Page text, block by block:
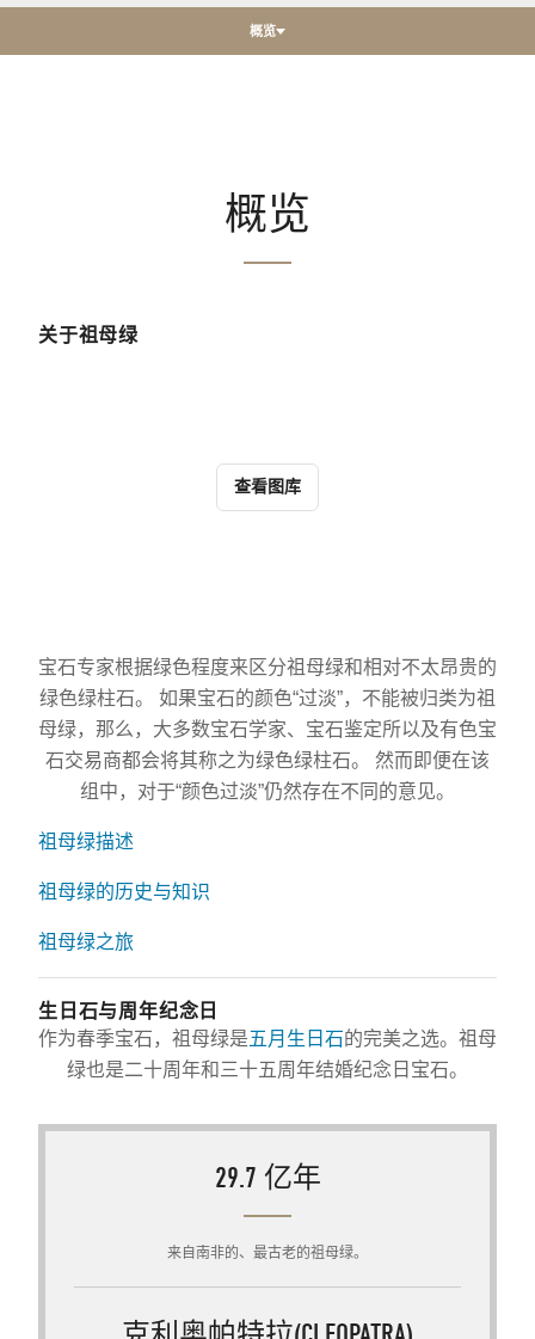
概览
概览
关于祖母绿
查看图库
宝石专家根据绿色程度来区分祖母绿和相对不太昂贵的
绿色绿柱石。 如果宝石的颜色“过淡”，不能被归类为祖
母绿，那么，大多数宝石学家、宝石鉴定所以及有色宝
石交易商都会将其称之为绿色绿柱石。 然而即便在该
组中，对于“颜色过淡”仍然存在不同的意见。
祖母绿描述
祖母绿的历史与知识
祖母绿之旅
生日石与周年纪念日
作为春季宝石，祖母绿是五月生日石的完美之选。祖母
绿也是二十周年和三十五周年结婚纪念日宝石。
29.7 亿年
来自南非的、最古老的祖母绿。